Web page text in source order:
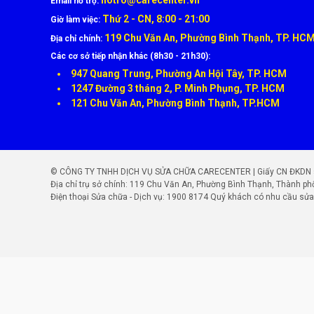
Bảng giá thay vỏ Samsung tại CareCenter
Giờ làm việc: Thứ 2 - CN, 8:00 - 21:00
Địa chỉ chính: 119 Chu Văn An, Phường Bình Thạnh, TP. HCM
Các cơ sở tiếp nhận khác (8h30 - 21h30):
947 Quang Trung, Phường An Hội Tây, TP. HCM
1247 Đường 3 tháng 2, P. Minh Phụng, TP. HCM
121 Chu Văn An, Phường Bình Thạnh, TP.HCM
© CÔNG TY TNHH DỊCH VỤ SỬA CHỮA CARECENTER | Giấy CN
Địa chỉ trụ sở chính: 119 Chu Văn An, Phường Bình Thạnh, Thành
Điện thoại Sửa chữa - Dịch vụ: 1900 8174 Quý khách có nhu cầu